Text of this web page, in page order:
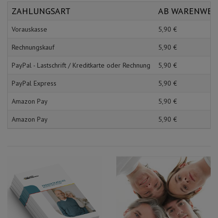
Ärmelschoner
Unterlagen und
ZAHLUNGSART AB
Vorauskasse 5,90 €
Rechnungskauf 5,90 €
PayPal - Lastschrift / Kreditkarte oder Rechnung 5,90 €
PayPal Express 5,90 €
Amazon Pay 5,90 €
Amazon Pay 5,90 €